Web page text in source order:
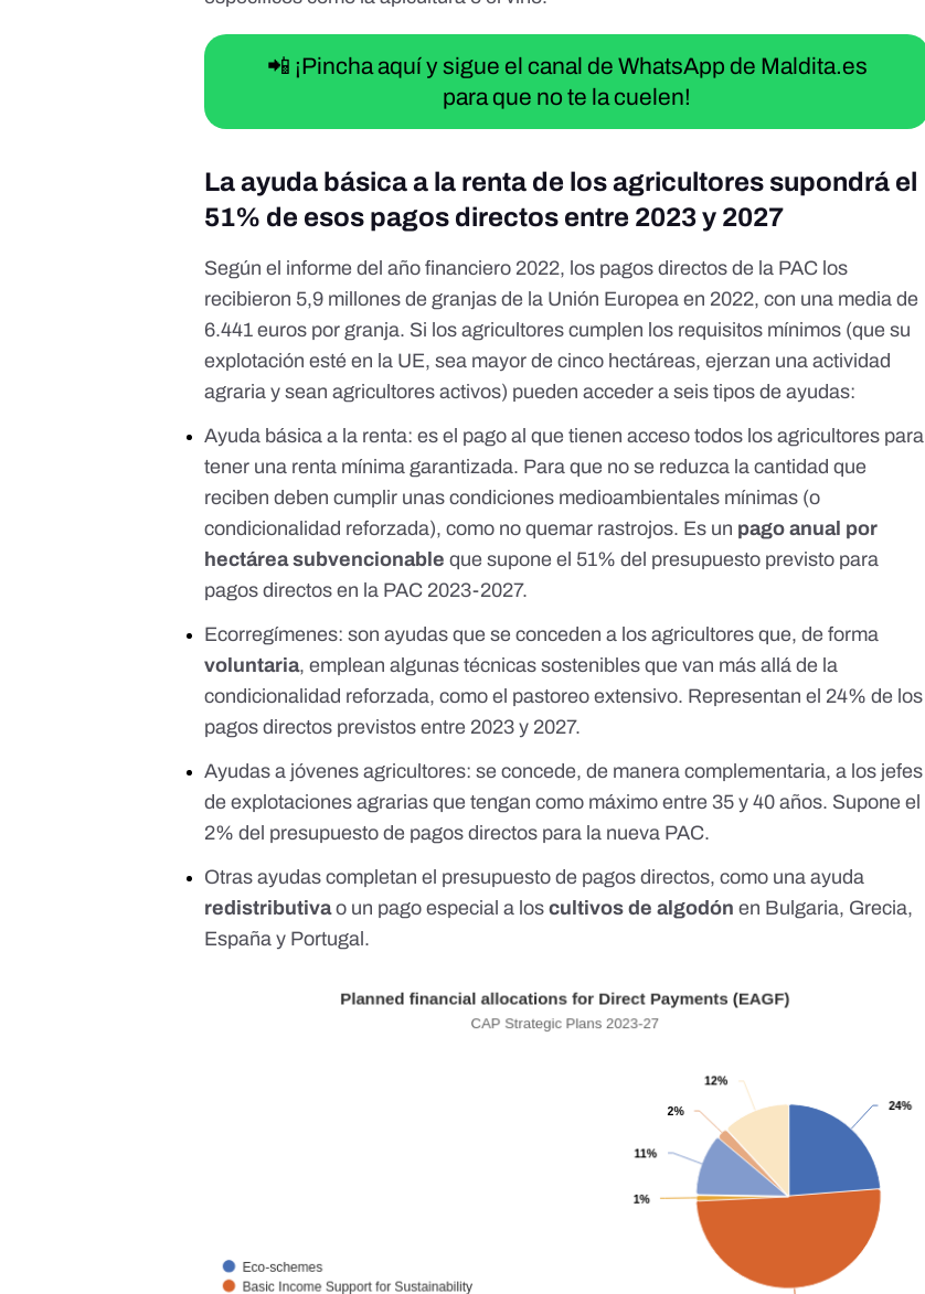
📲 ¡Pincha aquí y sigue el canal de WhatsApp de Maldita.es
para que no te la cuelen!
La ayuda básica a la renta de los agricultores supondrá el
51% de esos pagos directos entre 2023 y 2027
Según el informe delaño financiero 2022, los pagos directos de la PAC los
recibieron 5,9 millones de granjas de la Unión Europea en 2022, con una media de
6.441 euros por granja. Si los agricultores cumplen los requisitos mínimos (que su
explotación esté en la UE, sea mayor de cinco hectáreas, ejerzan una actividad
agraria y sean agricultores activos) pueden acceder aseis tipos de ayudas:
Ayuda básica a la renta: es el pago al que tienen acceso todos los agricultores para
tener una renta mínima garantizada. Para que no se reduzca la cantidad que
reciben deben cumplir unas condiciones medioambientales mínimas (o
condicionalidad reforzada), como no quemar rastrojos. Es un pago anual por
hectárea subvencionable que supone el 51% del presupuesto previsto para
pagos directos en la PAC 2023-2027.
Ecorregímenes: son ayudas que se conceden a los agricultores que, de forma
voluntaria, emplean algunas técnicas sostenibles que van más allá de la
condicionalidad reforzada, como el pastoreo extensivo. Representan el 24% de los
pagos directos previstos entre 2023 y 2027.
Ayudas a jóvenes agricultores: se concede, de manera complementaria, a los jefes
de explotaciones agrarias que tengan como máximo entre 35 y 40 años. Supone el
2% del presupuesto de pagos directos para la nueva PAC.
Otras ayudas completan el presupuesto de pagos directos, como una ayuda
redistributivao un pago especial a loscultivos de algodón en Bulgaria, Grecia,
España y Portugal.